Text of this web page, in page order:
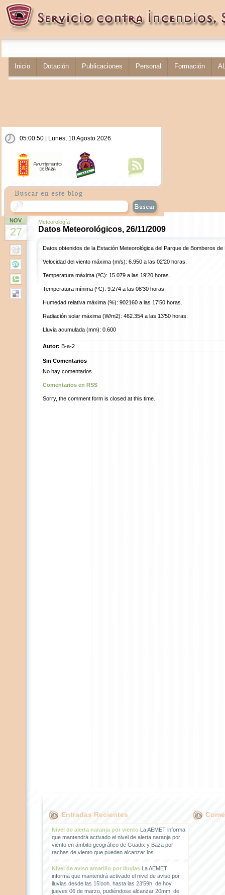
Inicio Dotación Publicaciones Personal Formación
05:00:50 | Lunes, 10 Agosto 2026
NOV
27
Meteorología
Datos Meteorológicos, 26/11/2009
Datos obtenidos de la Estación Meteorológica del Parque de Bomberos de
Velocidad del viento máxima (m/s): 6.950 a las 02’20 horas.
Temperatura máxima (ºC): 15.079 a las 19’20 horas.
Temperatura mínima (ºC): 9.274 a las 08’30 horas.
Humedad relativa máxima (%): 902160 a las 17’50 horas.
Radiación solar máxima (W/m2): 462.354 a las 13’50 horas.
Lluvia acumulada (mm): 0.600
Autor: B-a-2
Sin Comentarios
No hay comentarios.
Comentarios en RSS
Sorry, the comment form is closed at this time.
Entradas Recientes
Nivel de alerta naranja por vientoLa AEMET informa
que mantendrá activado el nivel de alerta naranja por
viento en ámbito geográfico de Guadix y Baza por
rachas de viento que pueden alcanzar los...
Nivel de aviso amarillo por lluviasLa AEMET
informa que mantendrá activado el nivel de aviso por
lluvias desde las 15'ooh. hasta las 23'59h. de hoy
jueves 06 de marzo, pudiéndose alcanzar 20mm. de